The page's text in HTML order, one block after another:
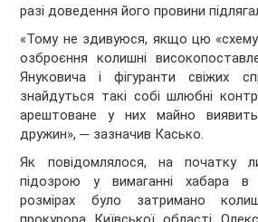
разі доведення його провини
«Тому не здивуюся, якщо цю
озброєння колишні
Януковича і фігуранти свіжих
знайдуться такі собі шлюбні
арештоване у них майно
дружин», ─ зазначив Касько.
Як повідомлялося, на початку
підозрою у вимаганні хабара в
розмірах було затримано